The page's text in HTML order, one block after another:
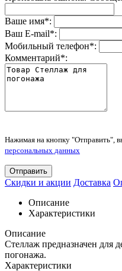
Ваше имя*:
Ваш E-mail*:
Мобильный телефон*:
Комментарий*:
Нажимая на кнопку "Отправить",
персональных данных
Отправить
Скидки и акции Доставка
Описание
Характеристики
Описание
Стеллаж предназначен для
погонажа.
Характеристики